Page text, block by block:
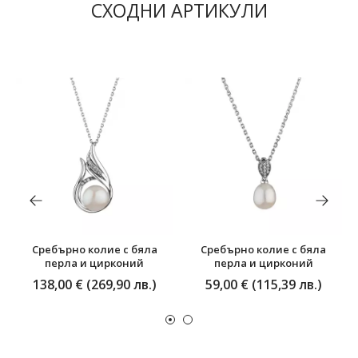
СХОДНИ АРТИКУЛИ
Сребърно колие с бяла
перла и цирконий
138,00 € (269,90 лв.)
Сребърно колие с бяла
перла и цирконий
59,00 € (115,39 лв.)